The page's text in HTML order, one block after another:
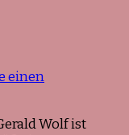
einen
Wolf ist